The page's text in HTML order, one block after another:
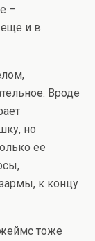
–
и в
Вроде
но
ее
к концу
тоже